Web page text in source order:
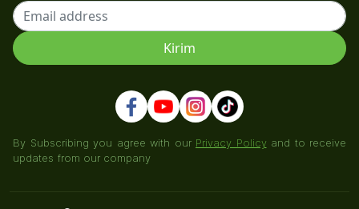
By Subscribing you agree with our Privacy Policyand to receive
updates from our company